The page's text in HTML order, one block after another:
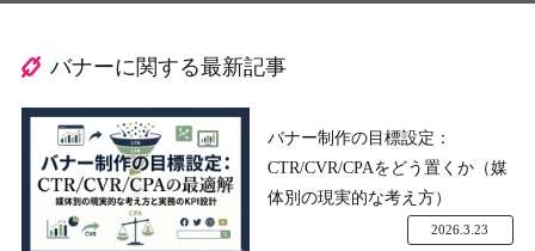
バナーに関する最新記事
バナー制作の目標設定：
CTR/CVR/CPAをどう置くか（媒
体別の現実的な考え方）
2026.3.23